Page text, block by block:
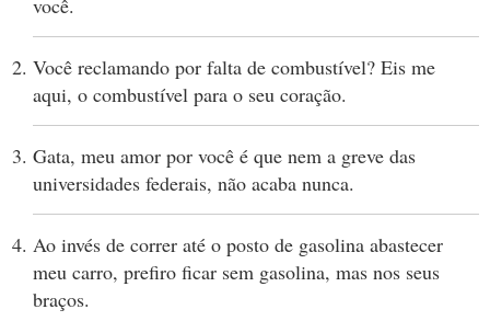
você.
Você reclamando por falta de combustível? Eis me
aqui, o combustível para o seu coração.
Gata, meu amor por você é que nem a greve das
universidades federais, não acaba nunca.
Ao invés de correr até o posto de gasolina abastecer
meu carro, prefiro ficar sem gasolina, mas nos seus
braços.